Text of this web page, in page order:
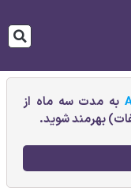
به مدت سه ماه از
بهرمند شوید.